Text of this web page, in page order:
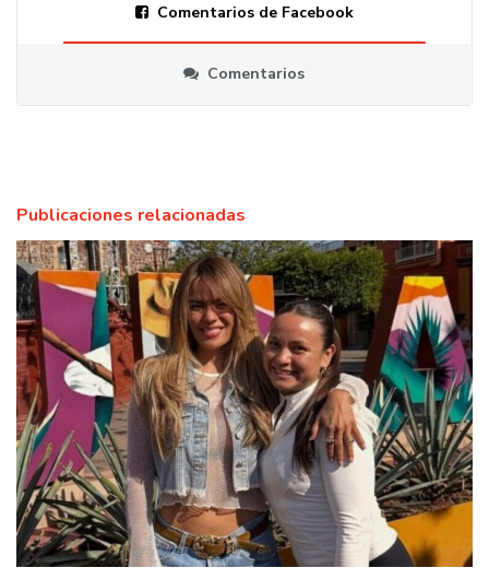
Comentarios de Facebook
Comentarios
Publicaciones relacionadas